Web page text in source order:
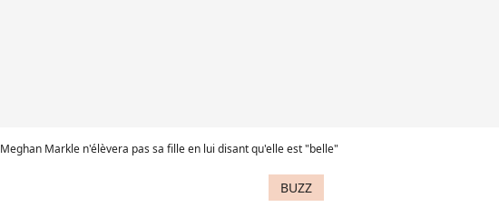
Meghan Markle n'élèvera pas sa fille en lui disant qu'elle est "belle"
BUZZ